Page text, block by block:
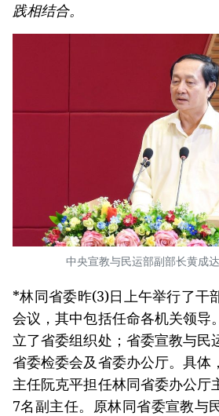
践相结合。
中央宣教与民运部副部长黄成达
*林同省委昨(3)日上午举行了干
会议，其中包括任命各机关领导
立了省委组织处；省委宣教与民
省委检委会及省委办公厅。具体
主任阮克平担任林同省委办公厅
7名副主任。原林同省委宣教与